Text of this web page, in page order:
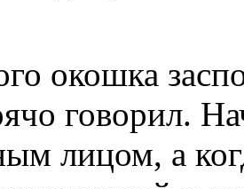
окошка
говорил.
лицом, а